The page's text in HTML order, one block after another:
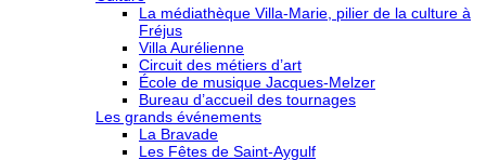
La médiathèque Villa-Marie, pilier de la culture à
Fréjus
Villa Aurélienne
Circuit des métiers d’art
École de musique Jacques-Melzer
Bureau d’accueil des tournages
Les grands événements
La Bravade
Les Fêtes de Saint-Aygulf